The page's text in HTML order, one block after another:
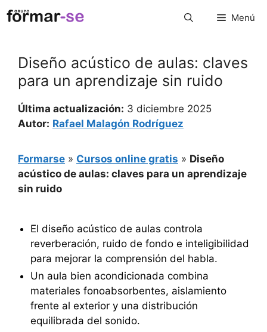
Saltar
al
Menú
Diseño acústico de aulas: claves
para un aprendizaje sin ruido
Última actualización: 3 diciembre 2025
Autor: Rafael Malagón Rodríguez
Formarse » Cursos online gratis » Diseño
acústico de aulas: claves para un aprendizaje
sin ruido
El diseño acústico de aulas controla
reverberación, ruido de fondo e inteligibilidad
para mejorar la comprensión del habla.
Un aula bien acondicionada combina
materiales fonoabsorbentes, aislamiento
frente al exterior y una distribución
equilibrada del sonido.